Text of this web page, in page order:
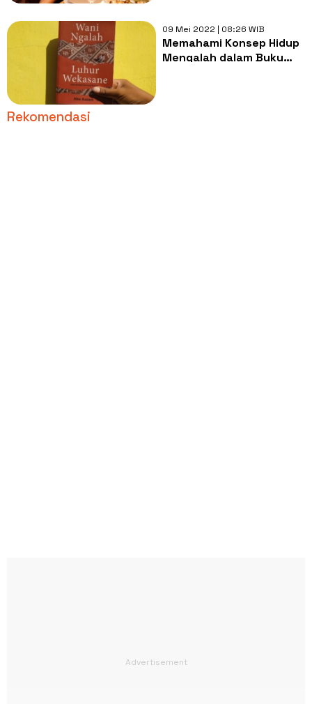
09 Mei 2022 | 08:26 WIB
Memahami Konsep Hidup
Mengalah dalam Buku
Rekomendasi